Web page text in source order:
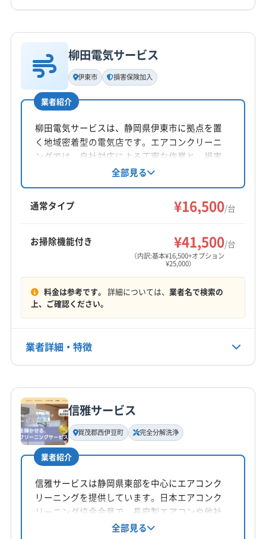
不定休
電話番号
090-9108-6154
公式HP
公式サイトを見る
基本情報
代表者名
金城慶一
所在地
神奈川県横浜市瀬谷区
対応地域
伊東市 伊豆の国市
掛川市
菊川市 湖西市 御前崎市 御殿場市
三島市
沼津市
焼津市
静岡市駿河区
磐田市
浜松市中央区
浜松市浜名区
賀茂郡河津町
賀茂郡南伊豆町
周智郡森町
榛原郡吉田町
榛原郡川根本町
(千葉県) 印西市
(千葉県) 印旛郡酒々井町
(千葉県) 浦安市
(千葉県) 我孫子市
(千葉県) 鎌ケ谷市
(千葉県) 鴨川市
(千葉県) 君津市
(千葉県) 四街道市
(千葉県) 市原市
(千葉県) 習志野市
(千葉県) 松戸市
(千葉県) 成田市
(千葉県) 千葉市稲毛区
(千葉県) 千葉市若葉区
(千葉県) 千葉市美浜区
(千葉県) 千葉市緑区
(千葉県) 船橋市
(千葉県) 袖ケ浦市
(千葉県) 大網白里市
(千葉県) 長生郡長柄町
定休日
年中無休
非公開
公式サイトなし
柳田電気サービス
伊東市 損害保険加入
業者紹介
柳田電気サービスは、静岡県伊東市に拠点を置
く地域密着型の電気店です。エアコンクリーニ
ングでは、自社対応による丁寧な作業と、損害
保険加入による安心を提供。基本料金16,500円か
らで、お掃除機能付きエアコンは25,000円で対応
しています。伊東市、熱海市、賀茂郡東伊豆町
エリアに対応し、月曜〜土曜の9時〜18時まで営
全部見る
通常タイプ ¥16,500/台
お掃除機能付き ¥41,500/台
（内訳:基本¥16,500+オプション
¥25,000）
料金は参考です。 詳細については、 業者名で検索の
上、ご確認ください。
業者詳細・特徴
基本情報
代表者名
柳田忠彦
所在地
静岡県伊東市
対応地域
伊東市 熱海市
信雅サービス
賀茂郡西伊豆町 完全分解洗浄
業者紹介
信雅サービスは静岡県東部を中心にエアコンク
リーニングを提供しています。日本エアコンク
リーニング協会会員で、長府製エアコンや他社
で断られた機種にも対応。天然洗剤を使用し、
全部見る